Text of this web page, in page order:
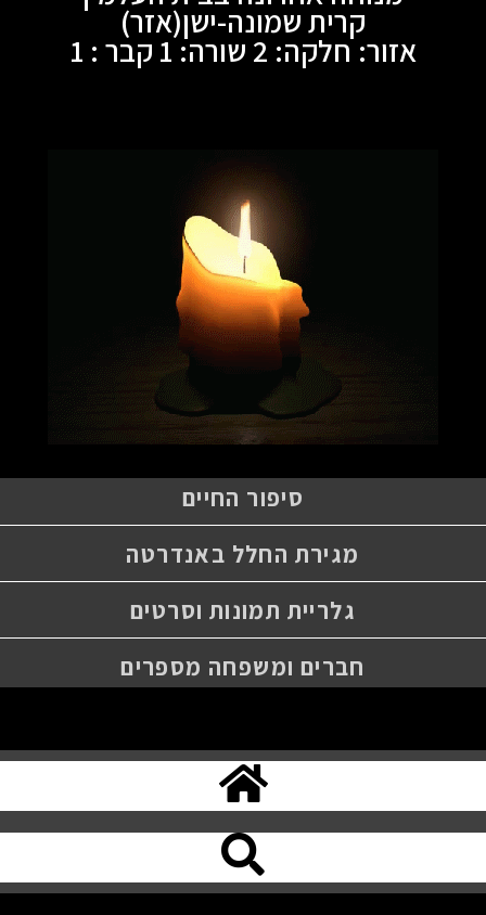
קרית שמונה-ישן(אזר)
אזור: חלקה: 2 שורה: 1 קבר : 1
סיפור החיים
מגירת החלל באנדרטה
גלריית תמונות וסרטים
חברים ומשפחה מספרים